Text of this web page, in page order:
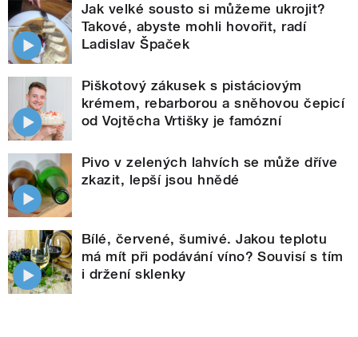
Jak velké sousto si můžeme ukrojit?
Takové, abyste mohli hovořit, radí
Ladislav Špaček
Piškotový zákusek s pistáciovým
krémem, rebarborou a sněhovou čepicí
od Vojtěcha Vrtišky je famózní
Pivo v zelených lahvích se může dříve
zkazit, lepší jsou hnědé
Bílé, červené, šumivé. Jakou teplotu
má mít při podávání víno? Souvisí s tím
i držení sklenky